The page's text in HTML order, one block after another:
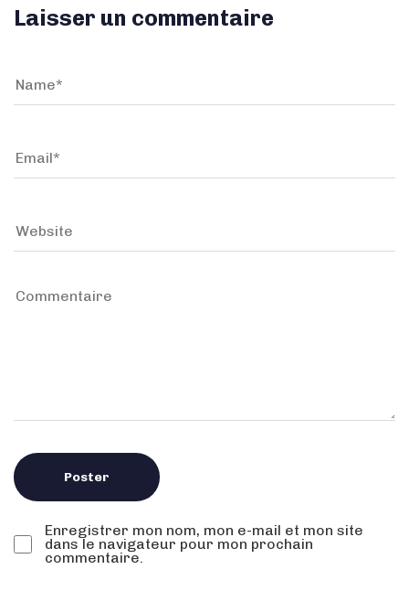
Laisser un commentaire
Enregistrer mon nom, mon e-mail et mon site
dans le navigateur pour mon prochain
commentaire.